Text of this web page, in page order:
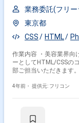
業務委託(フリー
東京都
CSS
HTML
作業内容 ・美容業界向
ーとしてHTML/CSSの
部ご担当いただきます。
4年前・ 提供元: フリコン
掛け合わせ条